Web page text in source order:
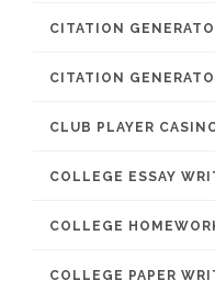
CITATION
CITATION
CLUB PLAYER
COLLEGE ESSAY
COLLEGE
COLLEGE PAPER